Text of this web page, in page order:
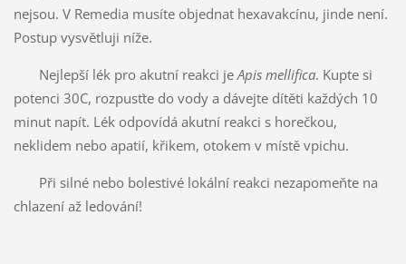
nejsou. V Remedia musíte objednat hexavakcínu, jinde není.
Postup vysvětluji níže.
Nejlepší lék pro akutní reakci je Apis mellifica. Kupte si
potenci 30C, rozpusťte do vody a dávejte dítěti každých 10
minut napít. Lék odpovídá akutní reakci s horečkou,
neklidem nebo apatií, křikem, otokem v místě vpichu.
Při silné nebo bolestivé lokální reakci nezapomeňte na
chlazení až ledování!